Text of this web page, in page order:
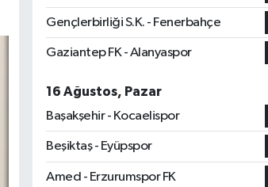
Gençlerbirliği S.K. - Fenerbahçe
Gaziantep FK - Alanyaspor
16 Ağustos, Pazar
Başakşehir - Kocaelispor
Beşiktaş - Eyüpspor
Amed - Erzurumspor FK